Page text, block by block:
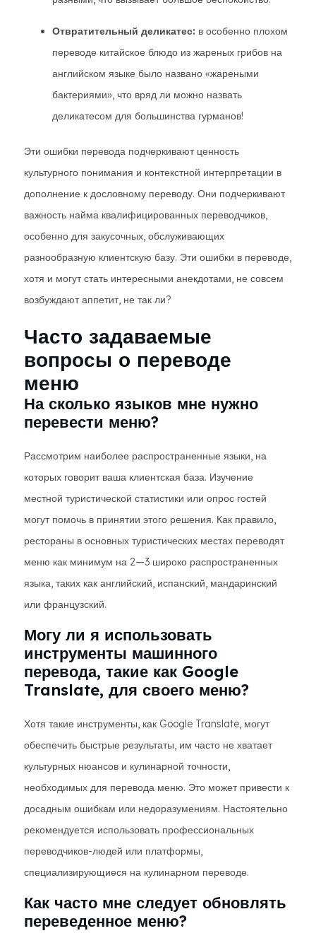
Отвратительный деликатес: в особенно плохом
переводе китайское блюдо из жареных грибов на
английском языке было названо «жареными
бактериями», что вряд ли можно назвать
деликатесом для большинства гурманов!
Эти ошибки перевода подчеркивают ценность
культурного понимания и контекстной интерпретации в
дополнение к дословному переводу. Они подчеркивают
важность найма квалифицированных переводчиков,
особенно для закусочных, обслуживающих
разнообразную клиентскую базу. Эти ошибки в переводе,
хотя и могут стать интересными анекдотами, не совсем
возбуждают аппетит, не так ли?
Часто задаваемые
вопросы о переводе
меню
На сколько языков мне нужно
перевести меню?
Рассмотрим наиболее распространенные языки, на
которых говорит ваша клиентская база. Изучение
местной туристической статистики или опрос гостей
могут помочь в принятии этого решения. Как правило,
рестораны в основных туристических местах переводят
меню как минимум на 2—3 широко распространенных
языка, таких как английский, испанский, мандаринский
или французский.
Могу ли я использовать
инструменты машинного
перевода, такие как Google
Translate, для своего меню?
Хотя такие инструменты, как Google Translate, могут
обеспечить быстрые результаты, им часто не хватает
культурных нюансов и кулинарной точности,
необходимых для перевода меню. Это может привести к
досадным ошибкам или недоразумениям. Настоятельно
рекомендуется использовать профессиональных
переводчиков-людей или платформы,
специализирующиеся на кулинарном переводе.
Как часто мне следует обновлять
переведенное меню?